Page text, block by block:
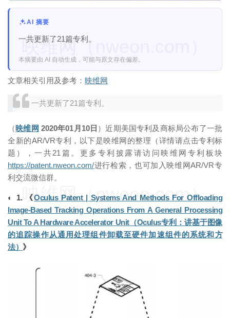
AI 摘要
一共更新了21篇专利。
本摘要由 AI 自动生成，可能与原文存在偏差。
文章相关引用及参考： 映维网
一共更新了21篇专利。
（映维网 2020年01月10日 ）近期美国专利及商标局公布了一批
全新的AR/VR专利，以下是映维网的整理（详情请点击专利标
题），一共21篇。更多专利披露请访问映维网专利板块
https://patent.nweon.com/进行检索，也可加入映维网AR/VR专
利交流微信群。
◐ 1. 《Oculus Patent | Systems And Methods For Offloading
Image-Based Tracking Operations From A General Processing
Unit To A Hardware Accelerator Unit（Oculus专利：讲基于图像
的追踪操作从通用处理组件卸载至硬件加速组件的系统和方
法） 》
映维网（nweon.com）
映维网（nweon.com）